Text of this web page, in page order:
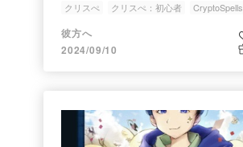
クリスぺ クリスぺ：初心者 CryptoSpells
彼方へ
2024/09/10